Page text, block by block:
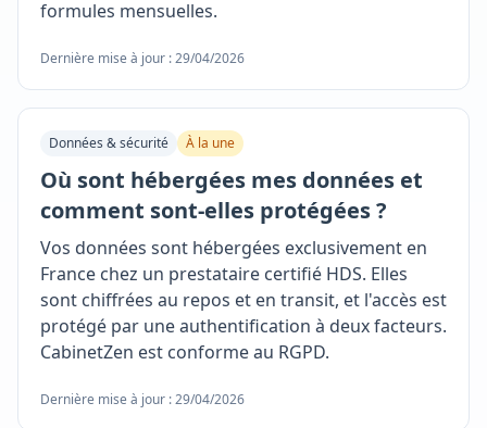
formules mensuelles.
Dernière mise à jour : 29/04/2026
Données & sécurité À la une
Où sont hébergées mes données et
comment sont-elles protégées ?
Vos données sont hébergées exclusivement en
France chez un prestataire certifié HDS. Elles
sont chiffrées au repos et en transit, et l'accès est
protégé par une authentification à deux facteurs.
CabinetZen est conforme au RGPD.
Dernière mise à jour : 29/04/2026